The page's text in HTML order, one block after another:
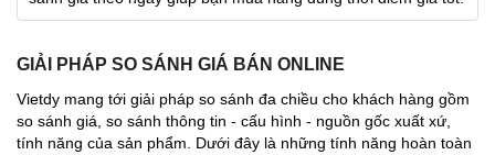
GIẢI PHÁP SO SÁNH GIÁ BÁN ONLINE
Vietdy mang tới giải pháp so sánh đa chiều cho khách hàng gồm
so sánh giá, so sánh thông tin - cấu hình - nguồn gốc xuất xứ,
tính năng của sản phẩm. Dưới đây là những tính năng hoàn toàn